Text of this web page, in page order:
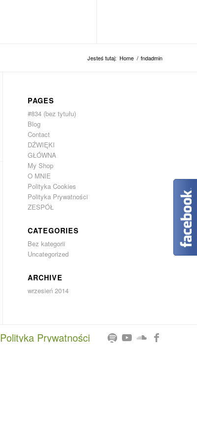
Jesteś tutaj: Home / fndadmin
PAGES
#834 (bez tytułu)
Blog
Contact
DŹWIĘKI
GŁÓWNA
My Shop
O MNIE
Polityka Cookies
Polityka Prywatności
ZESPÓŁ
CATEGORIES
Bez kategorii
Uncategorized
ARCHIVE
wrzesień 2014
Polityka Prywatności